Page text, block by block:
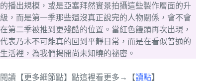
的播出規模，或是亞塞拜然實景拍攝這些製作層面的升
級，而是第一季那些還沒真正說完的人物關係，會不會
在第二季被推到更殘酷的位置。當紅色饅頭再次出現，
代表乃木不可能真的回到平靜日常，而是在看似普通的
生活裡，為我們揭開尚未知曉的祕密。
閱讀【更多細節點】點這裡看更多→【讀點】